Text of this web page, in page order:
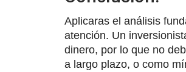
Aplicaras el análisis
atención. Un
dinero, por lo que no
a largo plazo, o como